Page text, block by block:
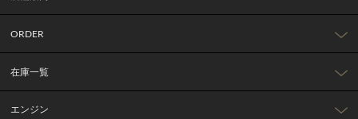
ORDER
在庫一覧
エンジン